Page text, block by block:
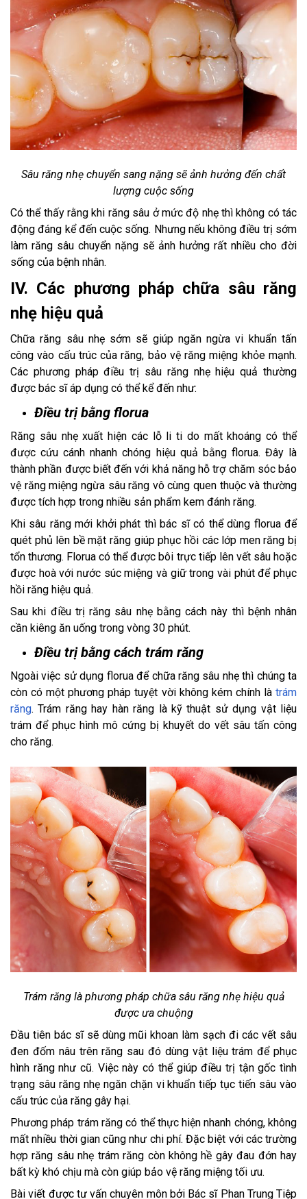
Sâu răng nhẹ chuyển sang nặng sẽ ảnh hưởng đến chất
lượng cuộc sống
Có thể thấy rằng khi răng sâu ở mức độ nhẹ thì không có tác
động đáng kể đến cuộc sống. Nhưng nếu không điều trị sớm
làm răng sâu chuyển nặng sẽ ảnh hưởng rất nhiều cho đời
sống của bệnh nhân.
IV. Các phương pháp chữa sâu răng
nhẹ hiệu quả
Chữa răng sâu nhẹ sớm sẽ giúp ngăn ngừa vi khuẩn tấn
công vào cấu trúc của răng, bảo vệ răng miệng khỏe mạnh.
Các phương pháp điều trị sâu răng nhẹ hiệu quả thường
được bác sĩ áp dụng có thể kể đến như:
Điều trị bằng florua
Răng sâu nhẹ xuất hiện các lỗ li ti do mất khoáng có thể
được cứu cánh nhanh chóng hiệu quả bằng florua. Đây là
thành phần được biết đến với khả năng hỗ trợ chăm sóc bảo
vệ răng miệng ngừa sâu răng vô cùng quen thuộc và thường
được tích hợp trong nhiều sản phẩm kem đánh răng.
Khi sâu răng mới khởi phát thì bác sĩ có thể dùng florua để
quét phủ lên bề mặt răng giúp phục hồi các lớp men răng bị
tổn thương. Florua có thể được bôi trực tiếp lên vết sâu hoặc
được hoà với nước súc miệng và giữ trong vài phút để phục
hồi răng hiệu quả.
Sau khi điều trị răng sâu nhẹ bằng cách này thì bệnh nhân
cần kiêng ăn uống trong vòng 30 phút.
Điều trị bằng cách trám răng
Ngoài việc sử dụng florua để chữa răng sâu nhẹ thì chúng ta
còn có một phương pháp tuyệt vời không kém chính là trám
răng. Trám răng hay hàn răng là kỹ thuật sử dụng vật liệu
trám để phục hình mô cứng bị khuyết do vết sâu tấn công
cho răng.
Trám răng là phương pháp chữa sâu răng nhẹ hiệu quả
được ưa chuộng
Đầu tiên bác sĩ sẽ dùng mũi khoan làm sạch đi các vết sâu
đen đốm nâu trên răng sau đó dùng vật liệu trám để phục
hình răng như cũ. Việc này có thể giúp điều trị tận gốc tình
trạng sâu răng nhẹ ngăn chặn vi khuẩn tiếp tục tiến sâu vào
cấu trúc của răng gây hại.
Phương pháp trám răng có thể thực hiện nhanh chóng, không
mất nhiều thời gian cũng như chi phí. Đặc biệt với các trường
hợp răng sâu nhẹ trám răng còn không hề gây đau đớn hay
bất kỳ khó chịu mà còn giúp bảo vệ răng miệng tối ưu.
Bài viết được tư vấn chuyên môn bởi Bác sĩ Phan Trung Tiệp